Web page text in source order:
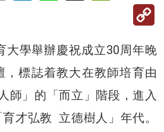
大學舉辦慶祝成立30周年晚
，標誌着教大在教師培育由
師」的「而立」階段，進入
才弘教 立德樹人」年代。